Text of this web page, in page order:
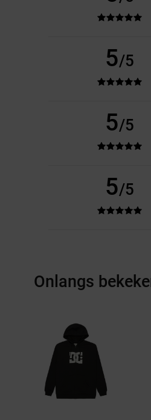
5/5
5/5
5/5
Onlangs